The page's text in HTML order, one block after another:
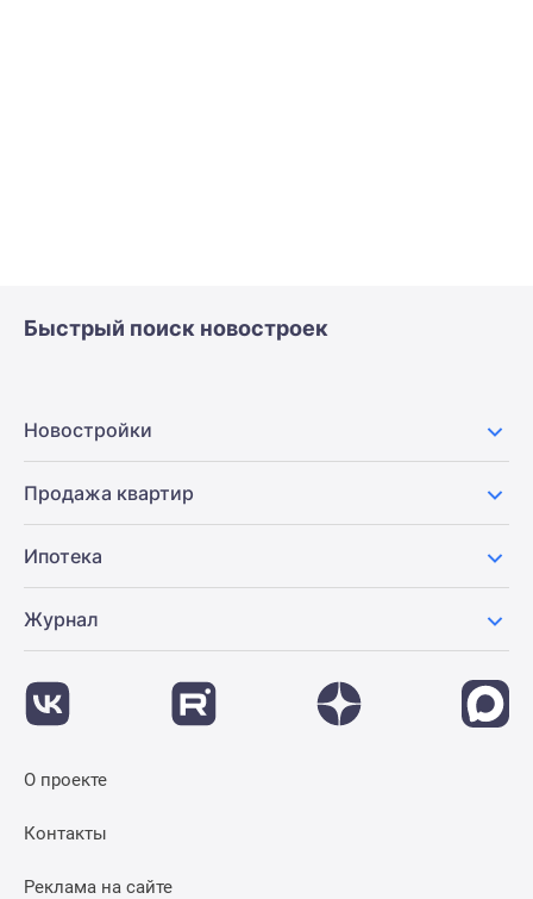
Быстрый поиск новостроек
Новостройки
Продажа квартир
Ипотека
Журнал
О проекте
Контакты
Реклама на сайте